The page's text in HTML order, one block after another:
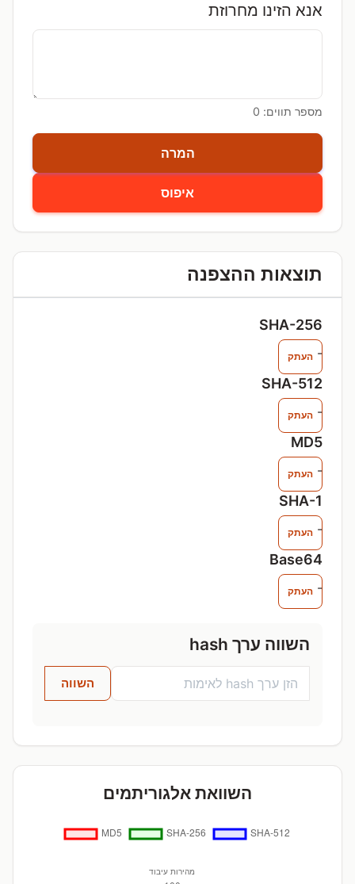
אנא הזינו מחרוזת
מספר תווים: 0
איפוס
המרה
תוצאות ההצפנה
SHA-256
- העתק
SHA-512
- העתק
MD5
- העתק
SHA-1
- העתק
Base64
- העתק
השווה ערך hash
השווה
השוואת אלגוריתמים